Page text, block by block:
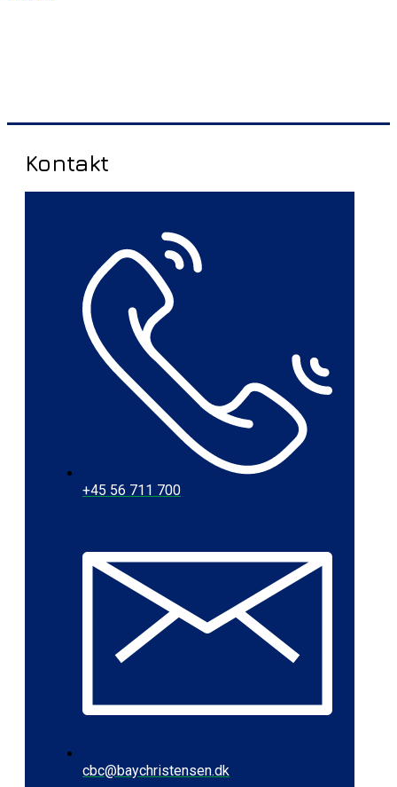
Kontakt
+45 56 711 700
cbc@baychristensen.dk